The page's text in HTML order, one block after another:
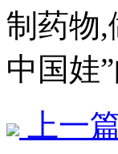
制药物,
中国娃
上一